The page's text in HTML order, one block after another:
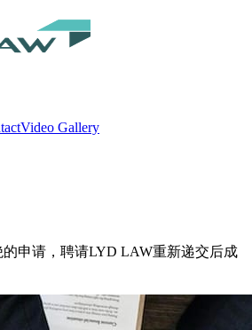
Video Gallery
申请，聘请LYD LAW重新递交后成